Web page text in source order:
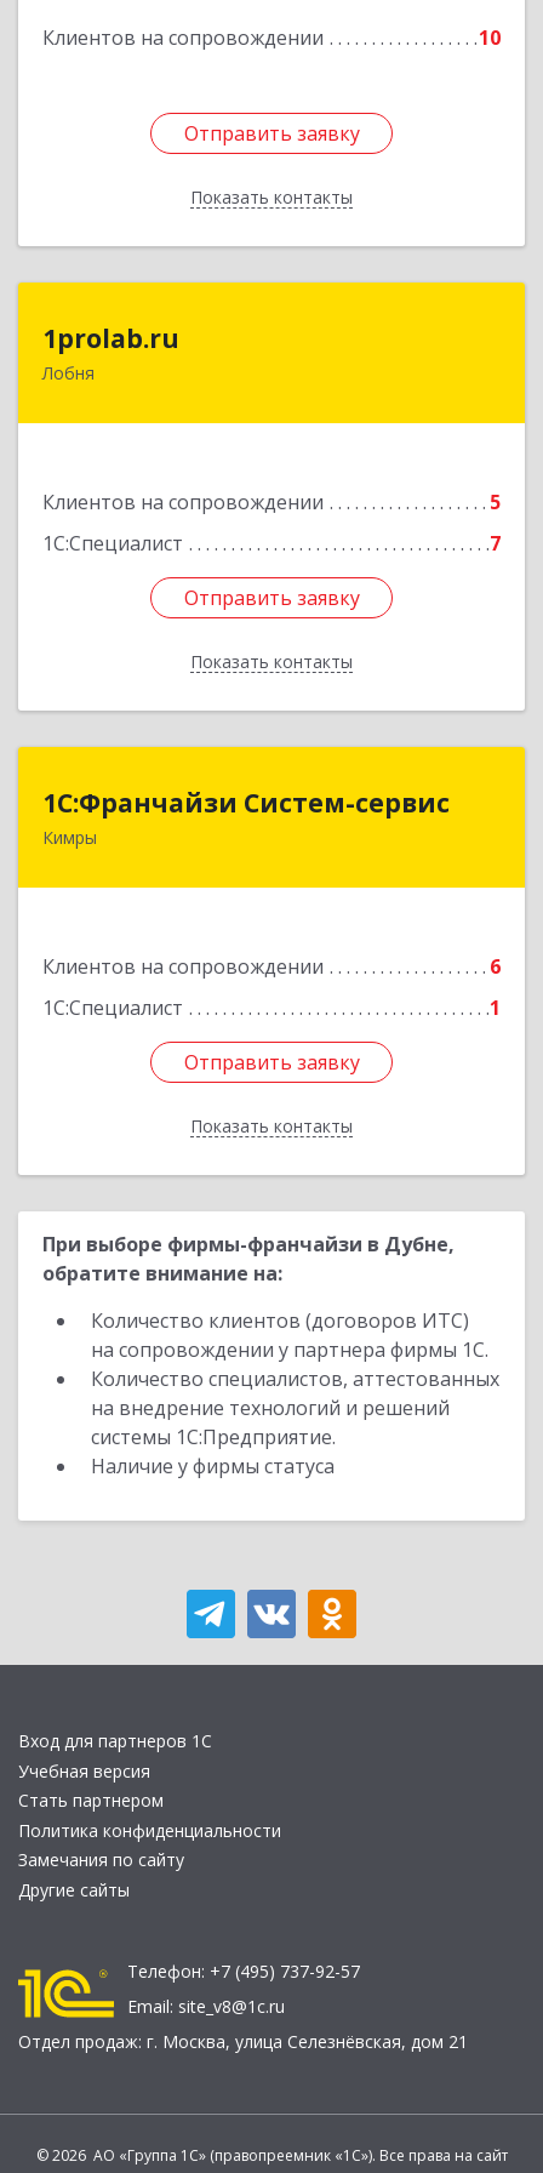
Клиентов на сопровождении 10
Отправить заявку
Показать контакты
Отправить заявку
Назад
1prolab.ru
Лобня
Клиентов на сопровождении
5
1С:Специалист
7
Отправить заявку
Показать контакты
141865, Московская обл, Дмитровский р-н,
Отправить заявку
Назад
1С:Франчайзи Систем-сервис
Кимры
Клиентов на сопровождении
6
1С:Специалист
1
Отправить заявку
Показать контакты
1С:Франчайзи Систем-сервис
Отправить заявку
Назад
При выборе фирмы-франчайзи в Дубне,
обратите внимание на:
Количество клиентов (договоров ИТС)
на сопровождении у партнера фирмы 1С.
Количество специалистов, аттестованных
на внедрение технологий и решений
системы 1С:Предприятие.
Наличие у фирмы статуса
Вход для партнеров 1С
Учебная версия
Стать партнером
Политика конфиденциальности
Замечания по сайту
Другие сайты
Телефон: +7 (495) 737-92-57
Email: site_v8@1c.ru
Отдел продаж: г. Москва, улица Селезнёвская, дом 21
© 2026 АО «Группа 1С» (правопреемник «1С»). Все права на сайт